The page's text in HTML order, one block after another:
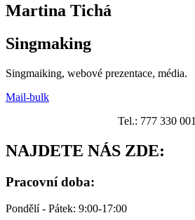
Martina Tichá
Singmaking
Singmaiking, webové prezentace, média.
Mail-bulk
Tel.: 777 330 001
NAJDETE NÁS ZDE:
Pracovní doba:
Pondělí - Pátek: 9:00-17:00